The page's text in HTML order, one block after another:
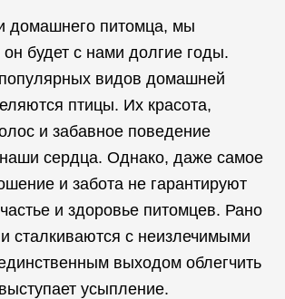
домашнего питомца, мы
будет с нами долгие годы.
видов домашней
птицы. Их красота,
и забавное поведение
сердца. Однако, даже самое
и забота не гарантируют
и здоровье питомцев. Рано
сталкиваются с неизлечимыми
выходом облегчить
усыпление.